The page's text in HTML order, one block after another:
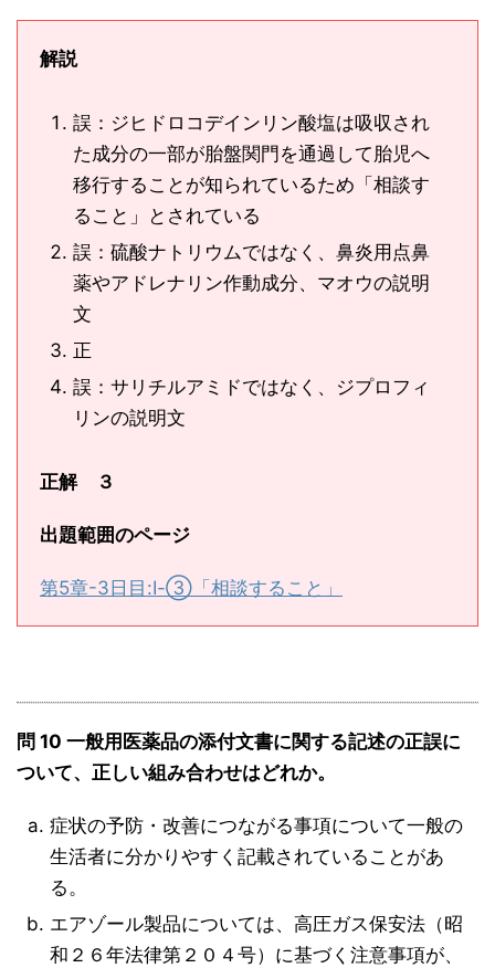
解説
誤：ジヒドロコデインリン酸塩は吸収され
た成分の一部が胎盤関門を通過して胎児へ
移行することが知られているため「相談す
ること」とされている
誤：硫酸ナトリウムではなく、鼻炎用点鼻
薬やアドレナリン作動成分、マオウの説明
文
正
誤：サリチルアミドではなく、ジプロフィ
リンの説明文
正解 ３
出題範囲のページ
第5章-3日目:Ⅰ-③「相談すること」
問 10 一般用医薬品の添付文書に関する記述の正誤に
ついて、正しい組み合わせはどれか。
症状の予防・改善につながる事項について一般の
生活者に分かりやすく記載されていることがあ
る。
エアゾール製品については、高圧ガス保安法（昭
和２６年法律第２０４号）に基づく注意事項が、